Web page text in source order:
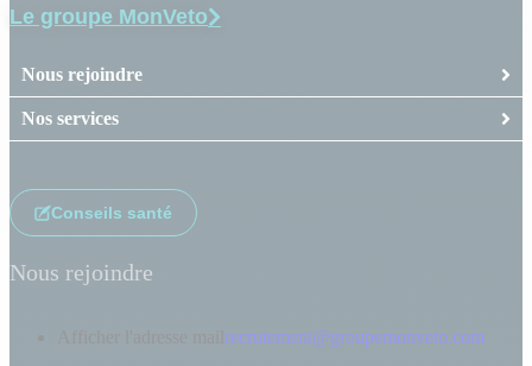
Le groupe MonVeto
Nous rejoindre
Nos services
Conseils santé
Nous rejoindre
recrutement@groupemonveto.com